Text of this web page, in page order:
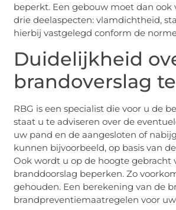
beperkt. Een gebouw moet dan
drie deelaspecten: vlamdichtheid,
hierbij vastgelegd conform de
Duidelijkheid
brandoverslag
RBG is een specialist die voor u de
staat u te adviseren over de
uw pand en de aangesloten of
kunnen bijvoorbeeld, op basis van
Ook wordt u op de hoogte gebracht
branddoorslag beperken. Zo
gehouden. Een berekening van de
brandpreventiemaatregelen voor